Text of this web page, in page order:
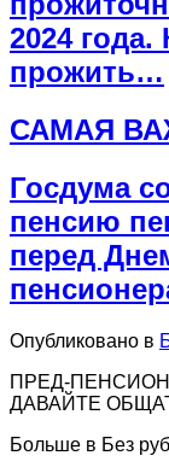
2024 года.
прожить…
САМАЯ
Госдума
пенсию
перед
Опубликовано в
ПРЕД-
ДАВАЙТЕ
Больше в Без